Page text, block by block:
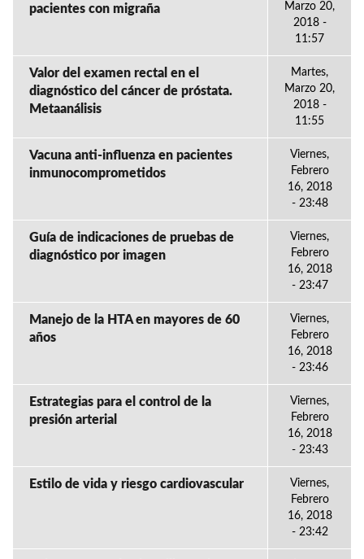
pacientes con migraña
Marzo 20,
2018 -
11:57
Valor del examen rectal en el
diagnóstico del cáncer de próstata.
Metaanálisis
Martes,
Marzo 20,
2018 -
11:55
Vacuna anti-influenza en pacientes
inmunocomprometidos
Viernes,
Febrero
16, 2018
- 23:48
Guía de indicaciones de pruebas de
diagnóstico por imagen
Viernes,
Febrero
16, 2018
- 23:47
Manejo de la HTA en mayores de 60
años
Viernes,
Febrero
16, 2018
- 23:46
Estrategias para el control de la
presión arterial
Viernes,
Febrero
16, 2018
- 23:43
Estilo de vida y riesgo cardiovascular
Viernes,
Febrero
16, 2018
- 23:42